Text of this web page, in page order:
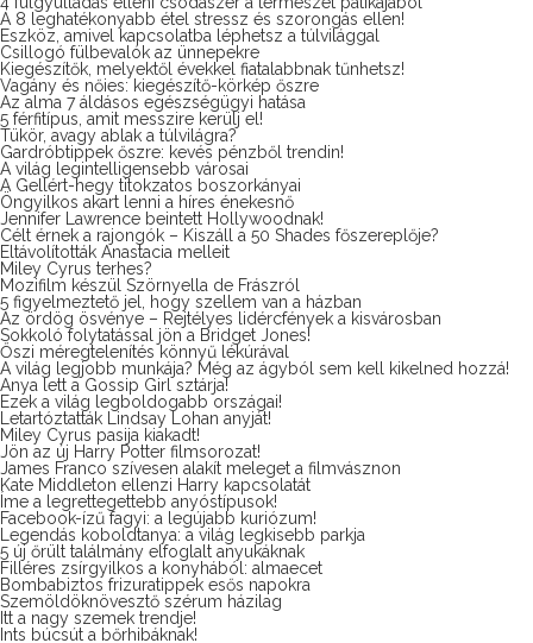
A 8 leghatékonyabb étel stressz és szorongás ellen!
Eszköz, amivel kapcsolatba léphetsz a túlvilággal
Csillogó fülbevalók az ünnepekre
Kiegészítők, melyektől évekkel fiatalabbnak tűnhetsz!
Vagány és nőies: kiegészítő-körkép őszre
Az alma 7 áldásos egészségügyi hatása
5 férfitípus, amit messzire kerülj el!
Tükör, avagy ablak a túlvilágra?
Gardróbtippek őszre: kevés pénzből trendin!
A világ legintelligensebb városai
A Gellért-hegy titokzatos boszorkányai
Öngyilkos akart lenni a híres énekesnő
Jennifer Lawrence beintett Hollywoodnak!
Célt érnek a rajongók – Kiszáll a 50 Shades főszereplője?
Eltávolították Anastacia melleit
Miley Cyrus terhes?
Mozifilm készül Szörnyella de Frászról
5 figyelmeztető jel, hogy szellem van a házban
Az ördög ösvénye – Rejtélyes lidércfények a kisvárosban
Sokkoló folytatással jön a Bridget Jones!
Őszi méregtelenítés könnyű lékúrával
A világ legjobb munkája? Még az ágyból sem kell kikelned hozzá!
Anya lett a Gossip Girl sztárja!
Ezek a világ legboldogabb országai!
Letartóztatták Lindsay Lohan anyját!
Miley Cyrus pasija kiakadt!
Jön az új Harry Potter filmsorozat!
James Franco szívesen alakít meleget a filmvásznon
Kate Middleton ellenzi Harry kapcsolatát
Íme a legrettegettebb anyóstípusok!
Facebook-ízű fagyi: a legújabb kuriózum!
Legendás koboldtanya: a világ legkisebb parkja
5 új őrült találmány elfoglalt anyukáknak
Filléres zsírgyilkos a konyhából: almaecet
Bombabiztos frizuratippek esős napokra
Szemöldöknövesztő szérum házilag
Itt a nagy szemek trendje!
Ints búcsút a bőrhibáknak!